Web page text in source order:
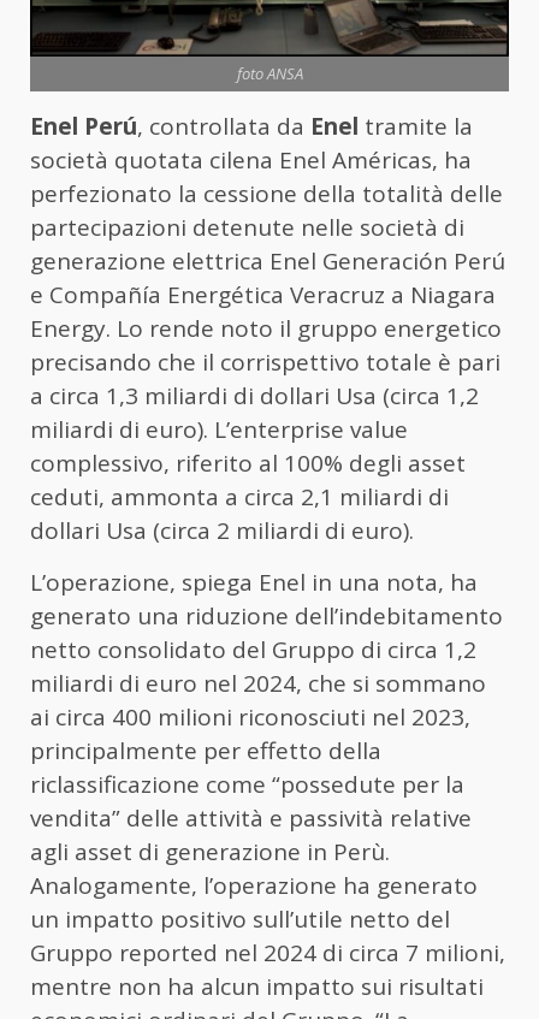
foto ANSA
Enel Perú, controllata da Enel tramite la
società quotata cilena Enel Américas, ha
perfezionato la cessione della totalità delle
partecipazioni detenute nelle società di
generazione elettrica Enel Generación Perú
e Compañía Energética Veracruz a Niagara
Energy. Lo rende noto il gruppo energetico
precisando che il corrispettivo totale è pari
a circa 1,3 miliardi di dollari Usa (circa 1,2
miliardi di euro). L’enterprise value
complessivo, riferito al 100% degli asset
ceduti, ammonta a circa 2,1 miliardi di
dollari Usa (circa 2 miliardi di euro).
L’operazione, spiega Enel in una nota, ha
generato una riduzione dell’indebitamento
netto consolidato del Gruppo di circa 1,2
miliardi di euro nel 2024, che si sommano
ai circa 400 milioni riconosciuti nel 2023,
principalmente per effetto della
riclassificazione come “possedute per la
vendita” delle attività e passività relative
agli asset di generazione in Perù.
Analogamente, l’operazione ha generato
un impatto positivo sull’utile netto del
Gruppo reported nel 2024 di circa 7 milioni,
mentre non ha alcun impatto sui risultati